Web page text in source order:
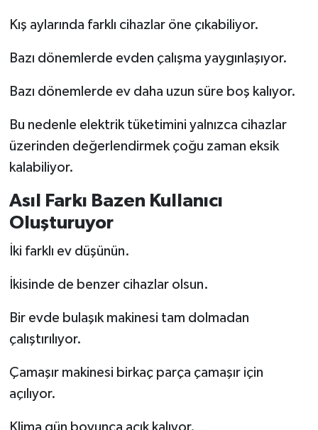
Kış aylarında farklı cihazlar öne çıkabiliyor.
Bazı dönemlerde evden çalışma yaygınlaşıyor.
Bazı dönemlerde ev daha uzun süre boş kalıyor.
Bu nedenle elektrik tüketimini yalnızca cihazlar
üzerinden değerlendirmek çoğu zaman eksik
kalabiliyor.
Asıl Farkı Bazen Kullanıcı
Oluşturuyor
İki farklı ev düşünün.
İkisinde de benzer cihazlar olsun.
Bir evde bulaşık makinesi tam dolmadan
çalıştırılıyor.
Çamaşır makinesi birkaç parça çamaşır için
açılıyor.
Klima gün boyunca açık kalıyor.